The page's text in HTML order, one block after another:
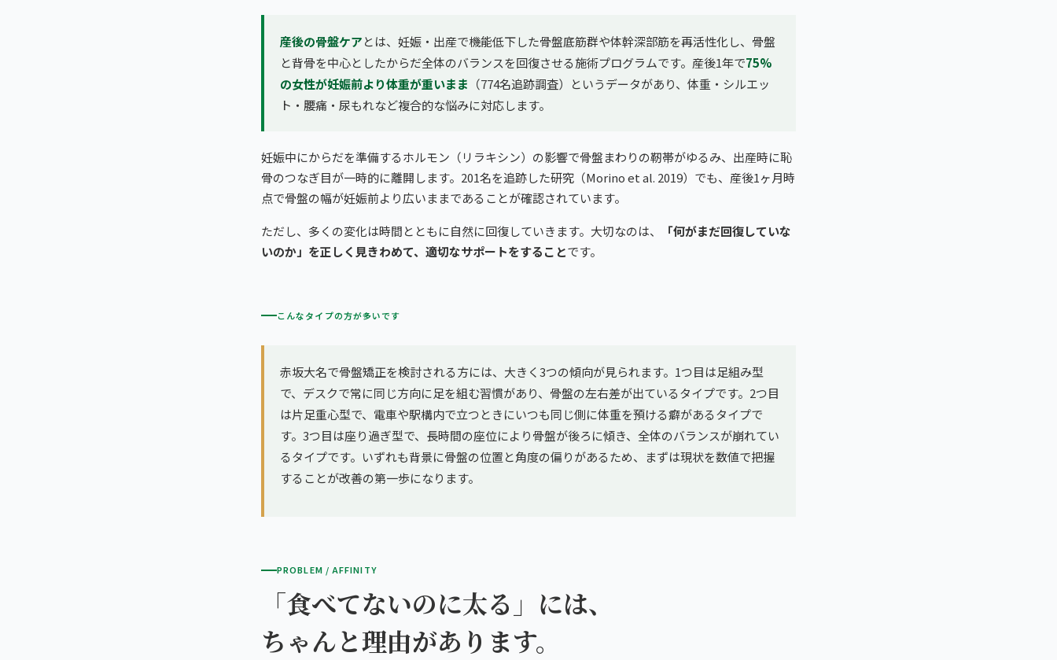
産後の骨盤ケアとは、妊娠・出産で機能低下した骨盤底筋群や体幹深部筋を再活性化し、骨盤
と背骨を中心としたからだ全体のバランスを回復させる施術プログラムです。産後1年で75%
の女性が妊娠前より体重が重いまま （774名追跡調査）というデータがあり、体重・シルエッ
ト・腰痛・尿もれなど複合的な悩みに対応します。
妊娠中にからだを準備するホルモン（リラキシン）の影響で骨盤まわりの靭帯がゆるみ、出産時に恥
骨のつなぎ目が一時的に離開します。201名を追跡した研究（Morino et al. 2019）でも、産後1ヶ月時
点で骨盤の幅が妊娠前より広いままであることが確認されています。
ただし、多くの変化は時間とともに自然に回復していきます。大切なのは、
「何がまだ回復していな
いのか」を正しく見きわめて、適切なサポートをすることです。
こんなタイプの方が多いです
赤坂大名で骨盤矯正を検討される方には、大きく3つの傾向が見られます。1つ目は足組み型
で、デスクで常に同じ方向に足を組む習慣があり、骨盤の左右差が出ているタイプです。2つ目
は片足重心型で、電車や駅構内で立つときにいつも同じ側に体重を預ける癖があるタイプで
す。3つ目は座り過ぎ型で、長時間の座位により骨盤が後ろに傾き、全体のバランスが崩れてい
るタイプです。いずれも背景に骨盤の位置と角度の偏りがあるため、まずは現状を数値で把握
することが改善の第一歩になります。
PROBLEM / AFFINITY
「食べてないのに太る」には、
ちゃんと理由があります。